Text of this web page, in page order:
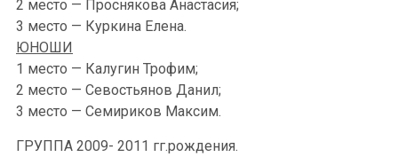
2 место — Проснякова Анастасия;
3 место — Куркина Елена.
ЮНОШИ
1 место — Калугин Трофим;
2 место — Севостьянов Данил;
3 место — Семириков Максим.
ГРУППА 2009- 2011 гг.рождения.